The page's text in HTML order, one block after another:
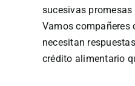
sucesivas promesas
Vamos compañeres
necesitan
crédito alimentario